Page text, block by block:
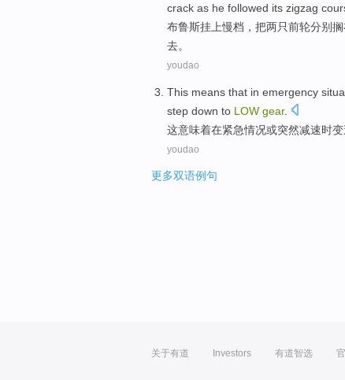
crack as he followed its zigzag
布鲁斯挂上慢档 ，把两只前轮分别搁
去。
youdao
This means that in emergency
step down to LOW gear.
这意味着在紧急情况或突然减速时
youdao
更多双语例句
关于有道 Investors 有道智选